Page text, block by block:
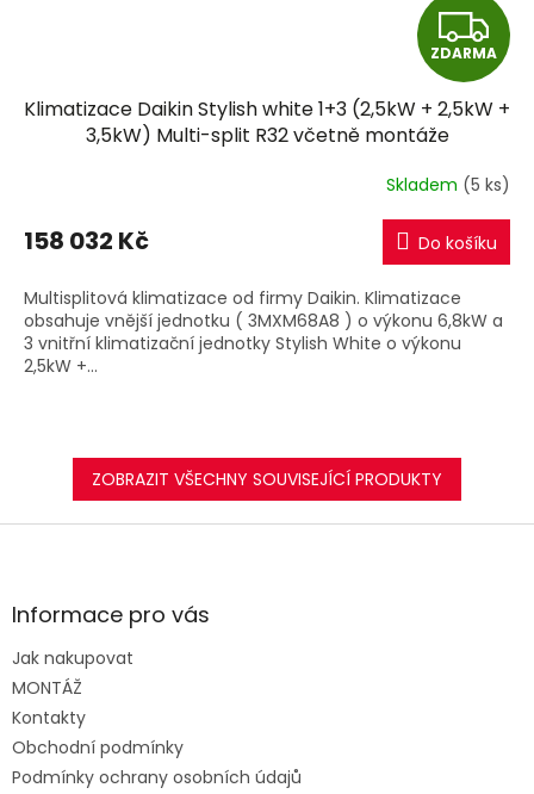
Z
D
A
R
M
A
ZDARMA
Klimatizace Daikin Stylish white 1+3 (2,5kW + 2,5kW +
3,5kW) Multi-split R32 včetně montáže
Skladem (5 ks)
158 032 Kč Do košíku
Multisplitová klimatizace od firmy Daikin. Klimatizace
obsahuje vnější jednotku ( 3MXM68A8 ) o výkonu 6,8kW a
3 vnitřní klimatizační jednotky Stylish White o výkonu
2,5kW +...
ZOBRAZIT VŠECHNY SOUVISEJÍCÍ PRODUKTY
Z
aInformace pro vás
Jak nakupovat
MONTÁŽ
Kontakty
Obchodní podmínky
Podmínky ochrany osobních údajů